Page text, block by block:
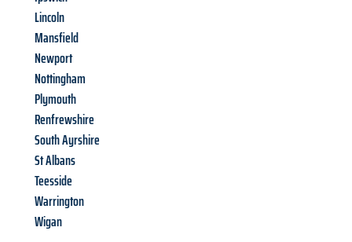
Lincoln
Mansfield
Newport
Nottingham
Plymouth
Renfrewshire
South Ayrshire
St Albans
Teesside
Warrington
Wigan